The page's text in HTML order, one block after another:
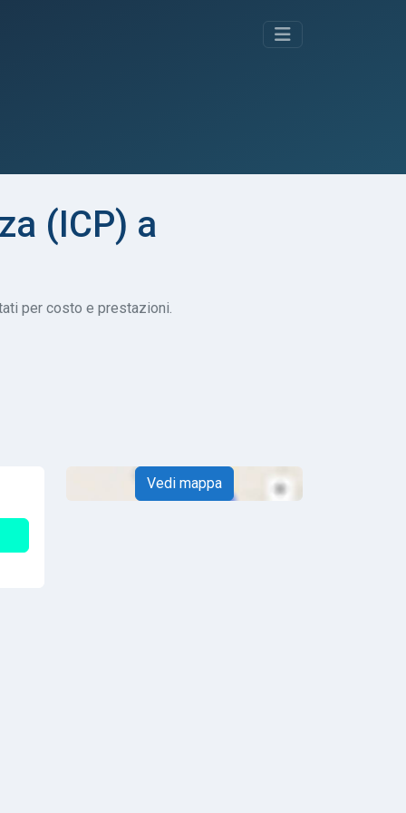
(ICP) a
per costo e prestazioni.
Vedi mappa